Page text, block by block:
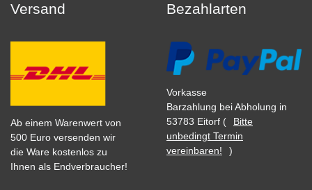
Versand
Ab einem Warenwert von
500 Euro versenden wir
die Ware kostenlos zu
Ihnen als Endverbraucher!
Bezahlarten
Vorkasse
Barzahlung bei Abholung in
53783 Eitorf (
Bitte
unbedingt Termin
vereinbaren!
)